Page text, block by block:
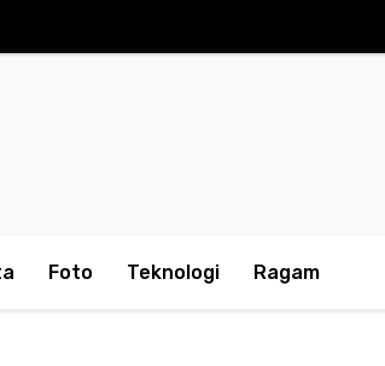
Foto Teknologi Ragam